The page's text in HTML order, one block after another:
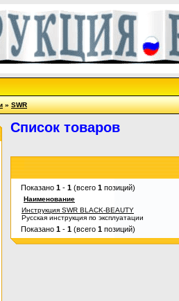
»SWR
Список товаров
Показано 1 - 1 (всего 1 позиций)
Наименование
Инструкция SWR BLACK-BEAUTY
Русская инструкция по эксплуатации
Показано 1 - 1 (всего 1 позиций)